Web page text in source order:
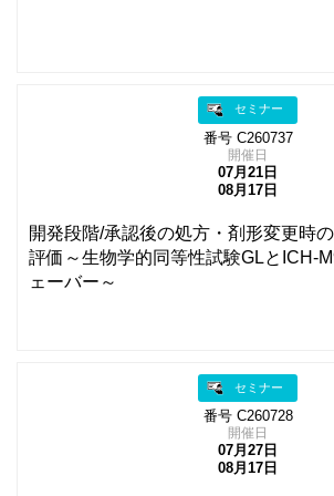
セミナー
番号 C260737
開催日
07月21日
08月17日
開発段階/承認後の処方・剤形変更時
評価～生物学的同等性試験GLとICH-
ェーバー～
セミナー
番号 C260728
開催日
07月27日
08月17日